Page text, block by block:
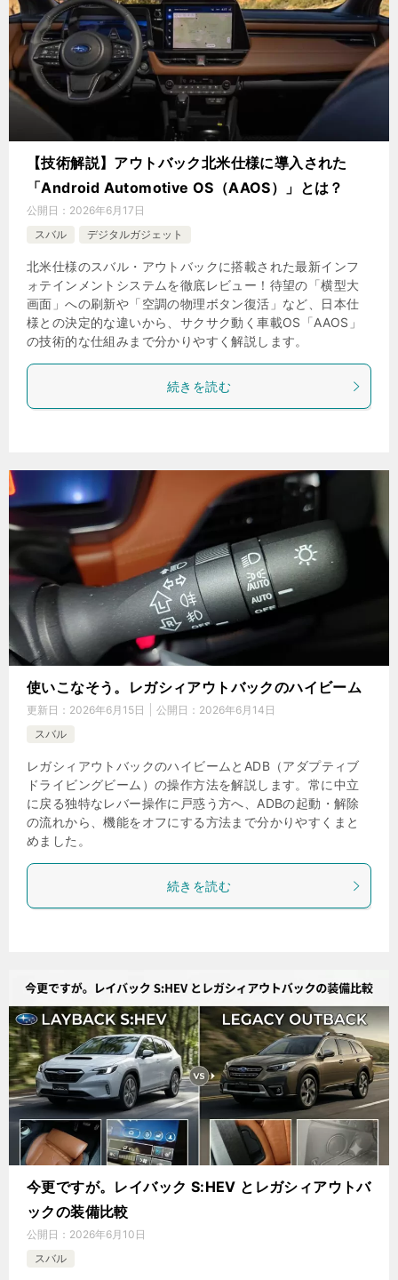
【技術解説】アウトバック北米仕様に導入された
「Android Automotive OS（AAOS）」とは？
公開日： 2026年6月17日
スバル
デジタルガジェット
北米仕様のスバル・アウトバックに搭載された最新インフ
ォテインメントシステムを徹底レビュー！待望の「横型大
画面」への刷新や「空調の物理ボタン復活」など、日本仕
様との決定的な違いから、サクサク動く車載OS「AAOS」
の技術的な仕組みまで分かりやすく解説します。
続きを読む
使いこなそう。レガシィアウトバックのハイビーム
更新日： 2026年6月15日 公開日： 2026年6月14日
スバル
レガシィアウトバックのハイビームとADB（アダプティブ
ドライビングビーム）の操作方法を解説します。常に中立
に戻る独特なレバー操作に戸惑う方へ、ADBの起動・解除
の流れから、機能をオフにする方法まで分かりやすくまと
めました。
続きを読む
今更ですが。レイバック S:HEV とレガシィアウトバ
ックの装備比較
公開日： 2026年6月10日
スバル